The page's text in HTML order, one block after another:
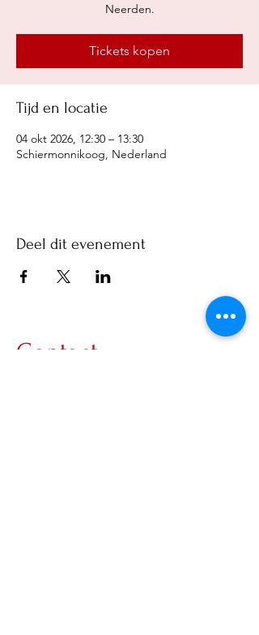
Neerden.
Tickets kopen
Tijd en locatie
04 okt 2026, 12:30 – 13:30
Schiermonnikoog, Nederland
Deel dit evenement
Contact